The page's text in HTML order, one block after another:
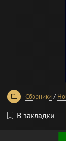
Сборники /
В закладки